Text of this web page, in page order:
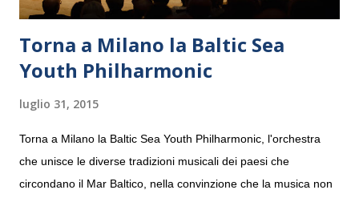
Torna a Milano la Baltic Sea
Youth Philharmonic
luglio 31, 2015
Torna a Milano la Baltic Sea Youth Philharmonic, l'orchestra
che unisce le diverse tradizioni musicali dei paesi che
circondano il Mar Baltico, nella convinzione che la musica non